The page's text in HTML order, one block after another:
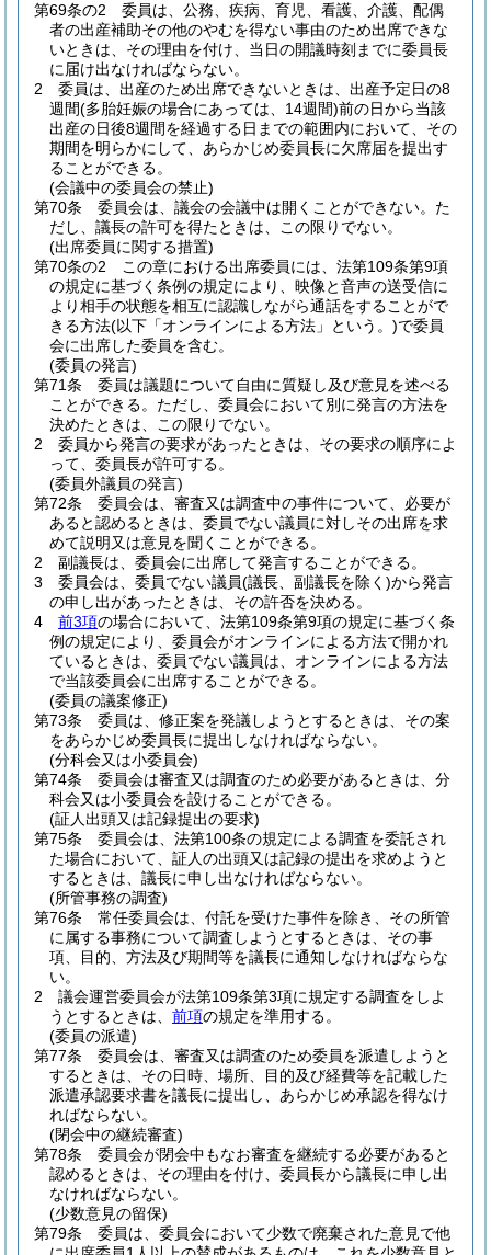
第69条の2
委員は、公務、疾病、育児、看護、介護、配偶
者の出産補助その他のやむを得ない事由のため出席できな
いときは、その理由を付け、当日の開議時刻までに委員長
に届け出なければならない。
2
委員は、出産のため出席できないときは、出産予定日の8
週間(多胎妊娠の場合にあっては、14週間)前の日から当該
出産の日後8週間を経過する日までの範囲内において、その
期間を明らかにして、あらかじめ委員長に欠席届を提出す
ることができる。
(会議中の委員会の禁止)
第70条
委員会は、議会の会議中は開くことができない。 た
だし、議長の許可を得たときは、この限りでない。
(出席委員に関する措置)
第70条の2
この章における出席委員には、法第109条第9項
の規定に基づく条例の規定により、映像と音声の送受信に
より相手の状態を相互に認識しながら通話をすることがで
きる方法(以下「オンラインによる方法」という。)で委員
会に出席した委員を含む。
(委員の発言)
第71条
委員は議題について自由に質疑し及び意見を述べる
ことができる。 ただし、委員会において別に発言の方法を
決めたときは、この限りでない。
2
委員から発言の要求があったときは、その要求の順序によ
って、委員長が許可する。
(委員外議員の発言)
第72条
委員会は、審査又は調査中の事件について、必要が
あると認めるときは、委員でない議員に対しその出席を求
めて説明又は意見を聞くことができる。
2
副議長は、委員会に出席して発言することができる。
3
委員会は、委員でない議員(議長、副議長を除く)から発言
の申し出があったときは、その許否を決める。
4
前3項の場合において、法第109条第9項の規定に基づく条
例の規定により、委員会がオンラインによる方法で開かれ
ているときは、委員でない議員は、オンラインによる方法
で当該委員会に出席することができる。
(委員の議案修正)
第73条
委員は、修正案を発議しようとするときは、その案
をあらかじめ委員長に提出しなければならない。
(分科会又は小委員会)
第74条
委員会は審査又は調査のため必要があるときは、分
科会又は小委員会を設けることができる。
(証人出頭又は記録提出の要求)
第75条
委員会は、法第100条の規定による調査を委託され
た場合において、証人の出頭又は記録の提出を求めようと
するときは、議長に申し出なければならない。
(所管事務の調査)
第76条
常任委員会は、付託を受けた事件を除き、その所管
に属する事務について調査しようとするときは、その事
項、目的、方法及び期間等を議長に通知しなければならな
い。
2
議会運営委員会が法第109条第3項に規定する調査をしよ
うとするときは、 前項の規定を準用する。
(委員の派遣)
第77条
委員会は、審査又は調査のため委員を派遣しようと
するときは、その日時、場所、目的及び経費等を記載した
派遣承認要求書を議長に提出し、あらかじめ承認を得なけ
ればならない。
(閉会中の継続審査)
第78条
委員会が閉会中もなお審査を継続する必要があると
認めるときは、その理由を付け、委員長から議長に申し出
なければならない。
(少数意見の留保)
第79条
委員は、委員会において少数で廃棄された意見で他